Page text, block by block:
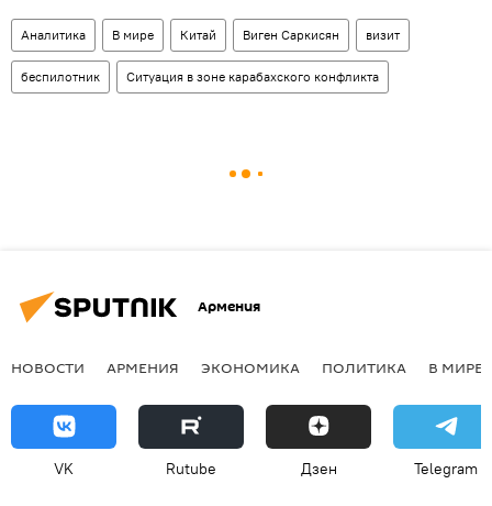
Аналитика В мире Китай Виген Саркисян визит
беспилотник Ситуация в зоне карабахского конфликта
Армения
НОВОСТИ АРМЕНИЯ ЭКОНОМИКА ПОЛИТИКА В МИРЕ
VK Rutube Дзен Telegram